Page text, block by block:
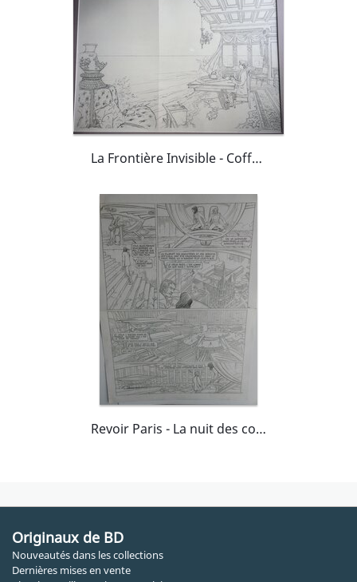
La Frontière Invisible - Coffret, 2004
Revoir Paris - La nuit des constellations
Originaux de BD
Nouveautés dans les collections
Dernières mises en vente